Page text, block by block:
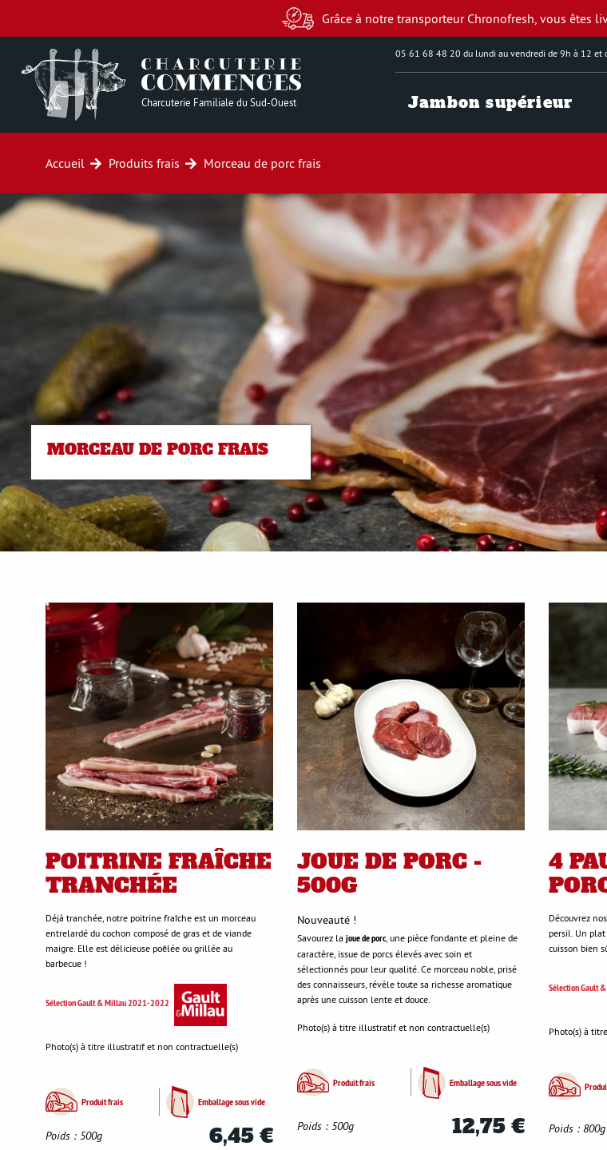
Grâce à notre transporteur Chronofresh, vous êtes
Charcuterie Familiale du Sud-Ouest
05 61 68 48 20 du lundi au vendredi de 9h à 12 et
Jambon supérieur
Accueil Produits frais Morceau de porc frais
MORCEAU DE PORC FRAIS
POITRINE FRAÎCHE
TRANCHÉE
Déjà tranchée, notre poitrine fraîche est un morceau
entrelardé du cochon composé de gras et de viande
maigre. Elle est délicieuse poêlée ou grillée au
barbecue !
Sélection Gault & Millau 2021-2022
Photo(s) à titre illustratif et non contractuelle(s)
Produit frais Emballage sous vide
Poids : 500g 6,45 €
JOUE DE PORC -
500G
Nouveauté !
Savourez la joue de porc , une pièce fondante et pleine de
caractère, issue de porcs élevés avec soin et
sélectionnés pour leur qualité. Ce morceau noble, prisé
des connaisseurs, révèle toute sa richesse aromatique
après une cuisson lente et douce.
Photo(s) à titre illustratif et non contractuelle(s)
Produit frais Emballage sous vide
Poids : 500g 12,75 €
4
Découvrez
persil. Un plat
cuisson bien
Sélection Gault
Photo(s) à
Poids : 800g